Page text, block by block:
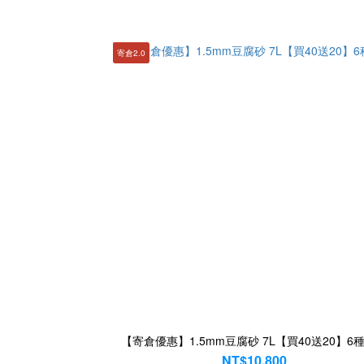
寄倉2.0
【寄倉優惠】1.5mm豆腐砂 7L【買40送20】6